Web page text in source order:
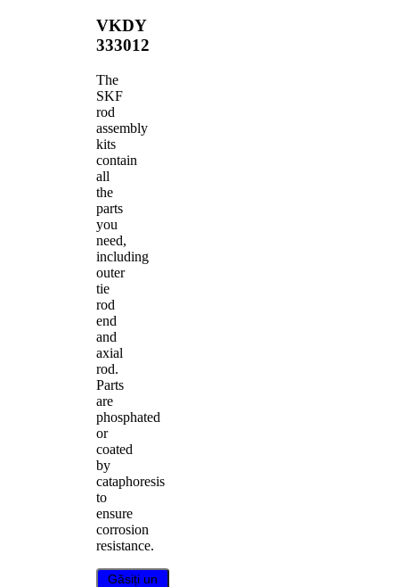
VKDY
333012
The
SKF
rod
assembly
kits
contain
all
the
parts
you
need,
including
outer
tie
rod
end
and
axial
rod.
Parts
are
phosphated
or
coated
by
cataphoresis
to
ensure
corrosion
resistance.
Găsiți un